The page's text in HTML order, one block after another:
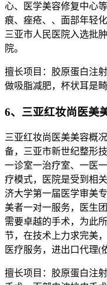
心、医学美容修复中心
痕、痤疮、、面部年轻
三亚市人民医院入选批
院。
擅长项目：胶原蛋白注
做吸脂减肥，杯状耳是
6、三亚红妆尚医美
三亚红妆尚医美美容概
备，三亚市新世纪整形
一诊室一治疗室、一医
疗模式，医院是受到相
济大学第一届医学审美
美者一对一服务，医生
需要卓越的手术，为此
节，在技术上力求完美
医疗服务，进出口代理(
擅长项目：胶原蛋白注